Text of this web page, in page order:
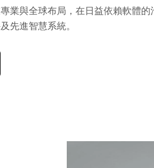
業與全球布局，在日益依賴軟體
先進智慧系統。